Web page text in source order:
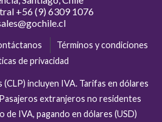
+56 (9) 6309 1076
Términos y condiciones
de privacidad
incluyen IVA. Tarifas en dólares
extranjeros no residentes
de IVA, pagando en dólares (USD)